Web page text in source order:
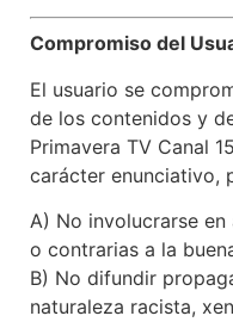
Compromiso del
El usuario se
de los contenidos y
Primavera TV Canal
carácter enunciativo,
A) No involucrarse
o contrarias a la
B) No difundir
naturaleza racista,